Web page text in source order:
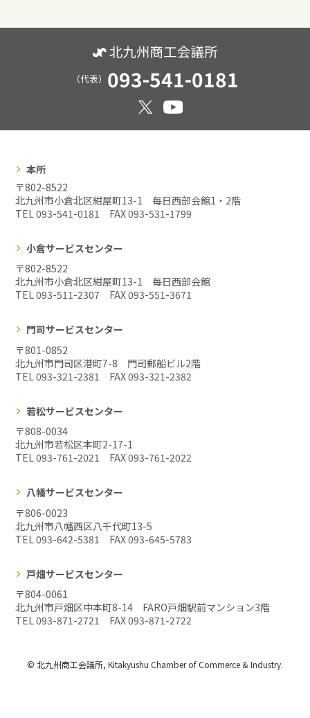
（代表） 093-541-0181
本所
〒802-8522
北九州市小倉北区紺屋町13-1 毎日西部会館1・2階
TEL 093-541-0181 FAX093-531-1799
小倉サービスセンター
〒802-8522
北九州市小倉北区紺屋町13-1 毎日西部会館
TEL 093-511-2307 FAX093-551-3671
門司サービスセンター
〒801-0852
北九州市門司区港町7-8 門司郵船ビル2階
TEL 093-321-2381 FAX093-321-2382
若松サービスセンター
〒808-0034
北九州市若松区本町2-17-1
TEL 093-761-2021 FAX093-761-2022
八幡サービスセンター
〒806-0023
北九州市八幡西区八千代町13-5
TEL 093-642-5381 FAX093-645-5783
戸畑サービスセンター
〒804-0061
北九州市戸畑区中本町8-14 FARO戸畑駅前マンション3階
TEL 093-871-2721 FAX093-871-2722
© 北九州商工会議所, Kitakyushu Chamber of Commerce & Industry.